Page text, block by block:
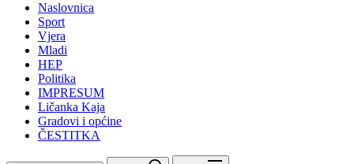
Naslovnica
Sport
Vjera
Mladi
HEP
Politika
IMPRESUM
Ličanka Kaja
Gradovi i općine
ČESTITKA